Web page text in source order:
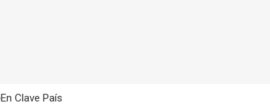
En Clave País